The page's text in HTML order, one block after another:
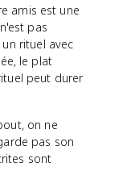
amis est une
pas
rituel avec
le plat
peut durer
on ne
pas son
sont